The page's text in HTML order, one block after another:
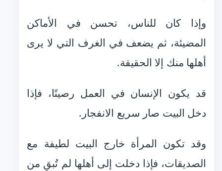
وإذا كان للناس، تحسن في الأماكن
المضيئة، ثم يضعف في الغرف التي لا يرى
أهلها منك إلا الحقيقة.
قد يكون الإنسان في العمل رصينًا، فإذا
دخل البيت صار سريع الانفجار.
وقد تكون المرأة خارج البيت لطيفة مع
الصديقات، فإذا دخلت إلى أهلها لم تُبقِ من